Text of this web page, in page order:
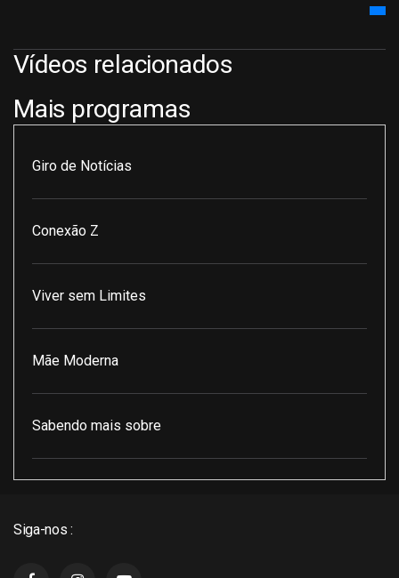
Vídeos relacionados
Mais programas
Giro de Notícias
Conexão Z
Viver sem Limites
Mãe Moderna
Sabendo mais sobre
Siga-nos :